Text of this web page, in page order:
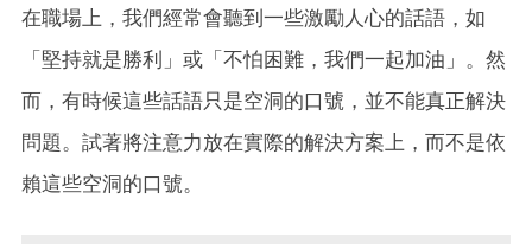
在職場上，我們經常會聽到一些激勵人心的話語，如
「堅持就是勝利」或「不怕困難，我們一起加油」。然
而，有時候這些話語只是空洞的口號，並不能真正解決
問題。試著將注意力放在實際的解決方案上，而不是依
賴這些空洞的口號。